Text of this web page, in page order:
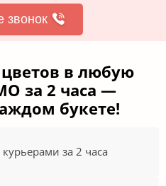
звонок
в любую
за 2 часа —
букете!
за 2 часа